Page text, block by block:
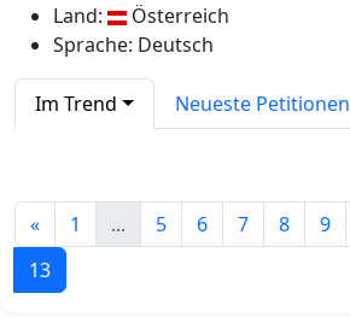
Land:
Österreich
Sprache: Deutsch
Im Trend Neueste Petitionen
« 1 ... 5 6 7 8 9
13